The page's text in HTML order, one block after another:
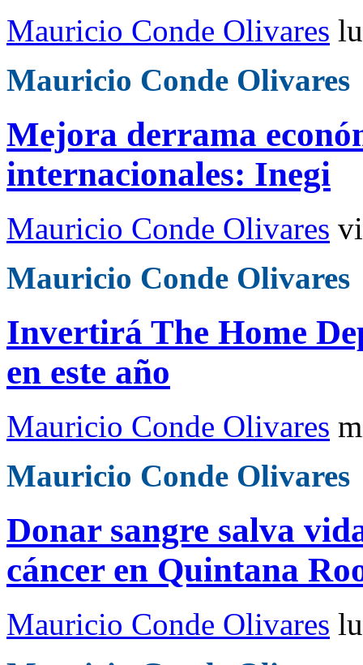
Mauricio Conde Olivares
Mauricio Conde Olivares
Mejora derrama
internacionales: Inegi
Mauricio Conde Olivares
Mauricio Conde Olivares
Invertirá The Home
en este año
Mauricio Conde Olivares
Mauricio Conde Olivares
Donar sangre salva
cáncer en Quintana
Mauricio Conde Olivares